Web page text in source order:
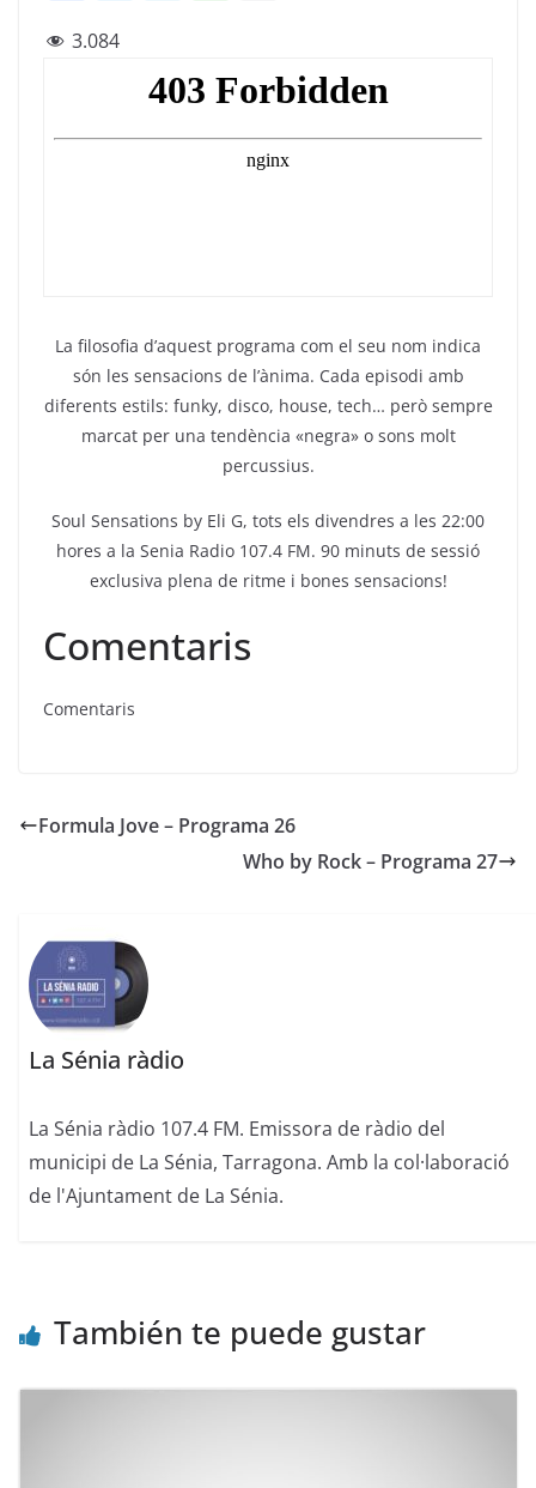
c
b
er gr
a
s
A
p
l
3.084
La filosofia d’aquest programa com el seu nom indica
són les sensacions de l’ànima. Cada episodi amb
diferents estils: funky, disco, house, tech… però sempre
marcat per una tendència «negra» o sons molt
percussius.
Soul Sensations by Eli G, tots els divendres a les 22:00
hores a la Senia Radio 107.4 FM. 90 minuts de sessió
exclusiva plena de ritme i bones sensacions!
Comentaris
Comentaris
Formula Jove – Programa 26
Who by Rock – Programa 27
La Sénia ràdio
La Sénia ràdio 107.4 FM. Emissora de ràdio del
municipi de La Sénia, Tarragona. Amb la col·laboració
de l'Ajuntament de La Sénia.
También te puede gustar